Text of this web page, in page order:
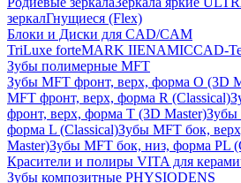
зеркалГнущиеся (Flex)
Блоки и Диски для CAD/CAM
TriLuxe forteMARK IIENAMICCAD-
Зубы полимерные MFT
Зубы MFT фронт, верх, форма O (3D
MFT фронт, верх, форма R (Classical)
фронт, верх, форма T (3D Master)Зубы
форма L (Classical)Зубы MFT бок,
Master)Зубы MFT бок, низ, форма PL
Красители и полиры VITA для
Зубы композитные PHYSIODENS